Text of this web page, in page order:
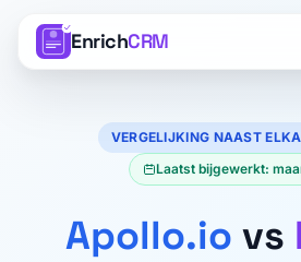
EnrichCRM
VERGELIJKING NAAST
Laatst bijgewerkt:
Apollo.io vs